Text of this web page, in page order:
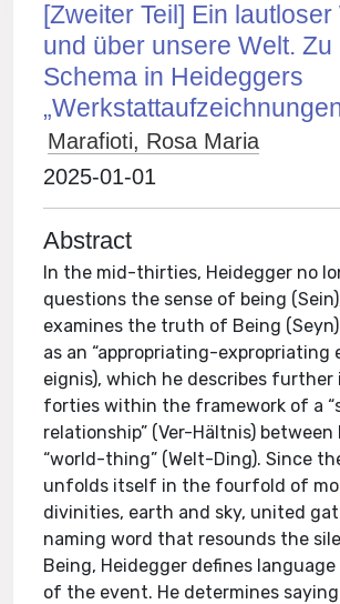
[Zweiter Teil] Ein lautloser
und über unsere Welt. Zu
Schema in Heideggers
Marafioti, Rosa Maria
2025-01-01
Abstract
In the mid-thirties, Heidegger no
questions the sense of being
examines the truth of Being
as an “appropriating-expropriating
eignis), which he describes
forties within the framework of a
relationship” (Ver-Hältnis) between
“world-thing” (Welt-Ding). Since
unfolds itself in the fourfold of
divinities, earth and sky, united
naming word that resounds the
Being, Heidegger defines
of the event. He determines